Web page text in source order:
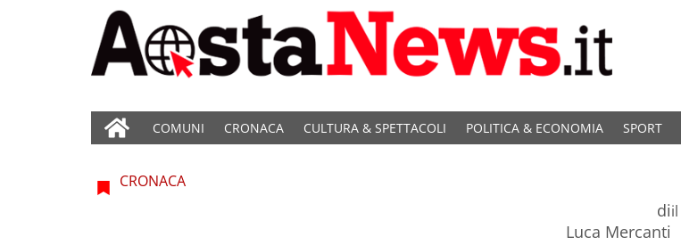
COMUNI CRONACA CULTURA & SPETTACOLI POLITICA & ECONOMIA SPORT
CRONACA
di
Luca Mercanti
il